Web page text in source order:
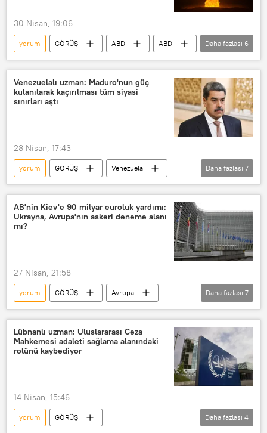
Türkiye
Analiz
Donald Trump
Beyaz Saray
OPEC
OPEC+
BAE
Birleşik Arap Emirlikleri (BAE)
İran Devrim Muhafızları
30 Nisan, 19:06
yorum GÖRÜŞ ABD
ABD
Çin
Rusya
Nükleer
Moskova
Pekin Sputnik
Daha fazlası 6
Venezuelalı uzman: Maduro'nun güç
kulanılarak kaçırılması tüm siyasi
sınırları aştı
28 Nisan, 17:43
yorum GÖRÜŞ
Venezuela
Caracas
UNASUR
ABD
ABD
Kaçırılma
CELAC
Latin Amerika
Daha fazlası 7
AB'nin Kiev'e 90 milyar euroluk yardımı:
Ukrayna, Avrupa'nın askeri deneme alanı
mı?
27 Nisan, 21:58
yorum GÖRÜŞ
Avrupa
Ukrayna
Kiev
AB
AB
Avrupa Birliği
Yardım
Rusya
Daha fazlası 7
Lübnanlı uzman: Uluslararası Ceza
Mahkemesi adaleti sağlama alanındaki
rolünü kaybediyor
14 Nisan, 15:46
yorum
GÖRÜŞ
Daha fazlası 4